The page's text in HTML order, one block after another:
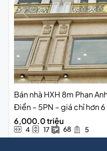
Bán nhà HXH 8m Phan
Điển – 5PN – giá chỉ hơn
6,000.0 triệu
4 17 68 5